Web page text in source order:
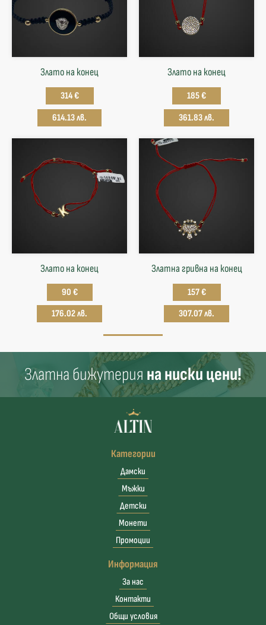
Злато на конец
314 €
614.13 лв.
Злато на конец
185 €
361.83 лв.
Злато на конец
90 €
176.02 лв.
Златна гривна на конец
157 €
307.07 лв.
Златна бижутерия на ниски цени!
Категории
Дамски
Мъжки
Детски
Монети
Промоции
Информация
За нас
Контакти
Общи условия